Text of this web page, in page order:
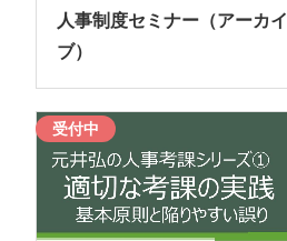
人事制度セミナー（アーカイ
ブ）
受付中